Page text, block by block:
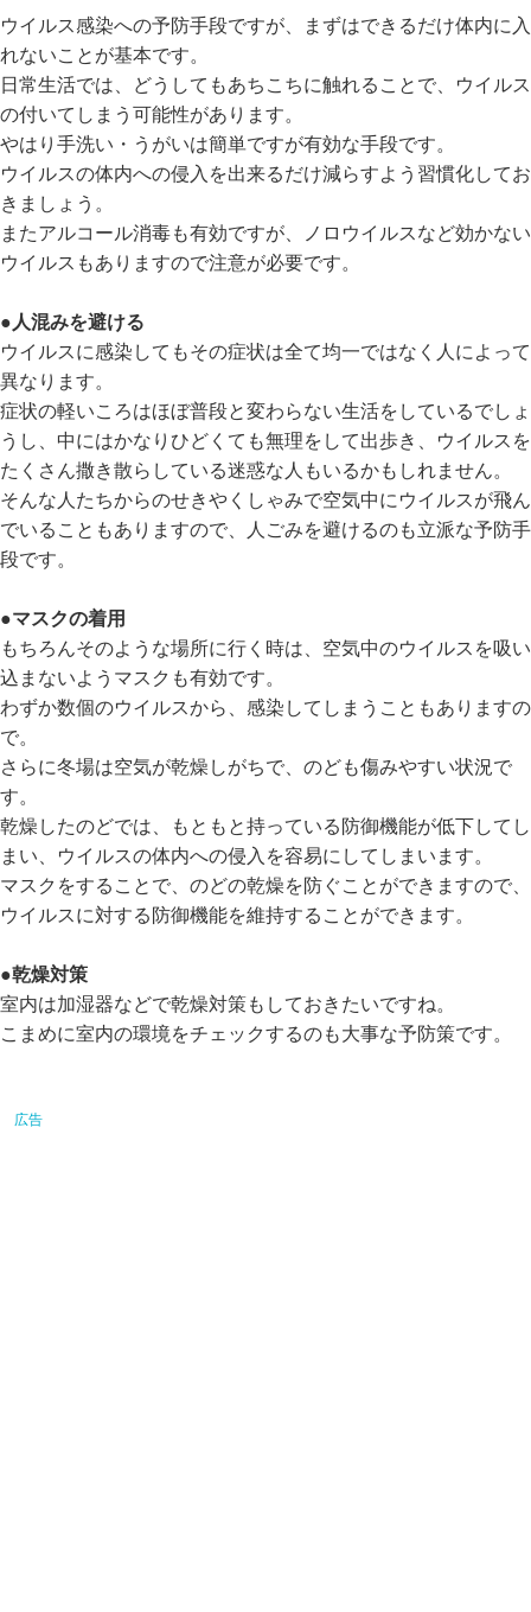
ウイルス感染への予防手段ですが、まずはできるだけ体内に入
れないことが基本です。
日常生活では、どうしてもあちこちに触れることで、ウイルス
の付いてしまう可能性があります。
やはり手洗い・うがいは簡単ですが有効な手段です。
ウイルスの体内への侵入を出来るだけ減らすよう習慣化してお
きましょう。
またアルコール消毒も有効ですが、ノロウイルスなど効かない
ウイルスもありますので注意が必要です。
●人混みを避ける
ウイルスに感染してもその症状は全て均一ではなく人によって
異なります。
症状の軽いころはほぼ普段と変わらない生活をしているでしょ
うし、中にはかなりひどくても無理をして出歩き、ウイルスを
たくさん撒き散らしている迷惑な人もいるかもしれません。
そんな人たちからのせきやくしゃみで空気中にウイルスが飛ん
でいることもありますので、人ごみを避けるのも立派な予防手
段です。
●マスクの着用
もちろんそのような場所に行く時は、空気中のウイルスを吸い
込まないようマスクも有効です。
わずか数個のウイルスから、感染してしまうこともありますの
で。
さらに冬場は空気が乾燥しがちで、のども傷みやすい状況で
す。
乾燥したのどでは、もともと持っている防御機能が低下してし
まい、ウイルスの体内への侵入を容易にしてしまいます。
マスクをすることで、のどの乾燥を防ぐことができますので、
ウイルスに対する防御機能を維持することができます。
●乾燥対策
室内は加湿器などで乾燥対策もしておきたいですね。
こまめに室内の環境をチェックするのも大事な予防策です。